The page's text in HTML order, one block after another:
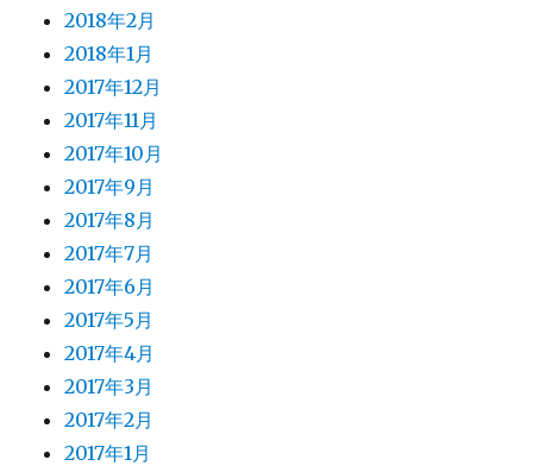
2018年2月
2018年1月
2017年12月
2017年11月
2017年10月
2017年9月
2017年8月
2017年7月
2017年6月
2017年5月
2017年4月
2017年3月
2017年2月
2017年1月